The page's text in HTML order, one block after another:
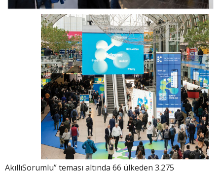
AkıllıSorumlu” teması altında 66 ülkeden 3.275